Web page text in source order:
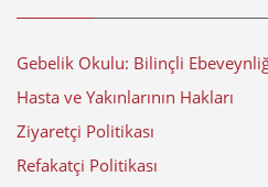
Gebelik Okulu: Bilinçli
Hasta ve Yakınlarının Hakları
Ziyaretçi Politikası
Refakatçi Politikası